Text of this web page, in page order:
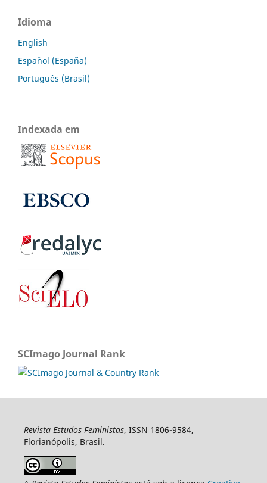
Idioma
English
Español (España)
Português (Brasil)
Indexada em
SCImago Journal Rank
Revista Estudos Feministas, ISSN 1806-9584,
Florianópolis, Brasil.